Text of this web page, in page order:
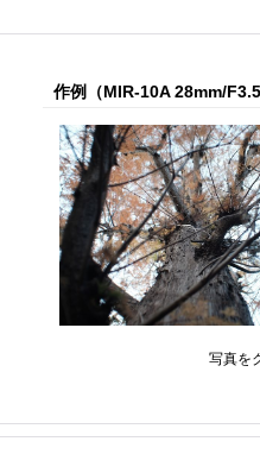
作例（MIR-10A 28mm/F3.5
写真を